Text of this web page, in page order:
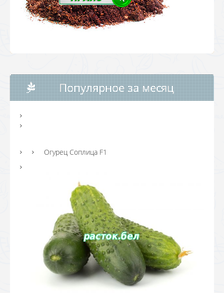
Популярное за месяц
Огурец Соплица F1